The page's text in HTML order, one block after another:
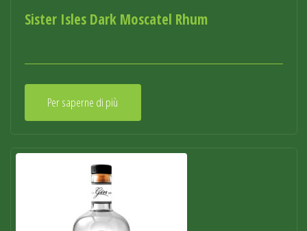
Sister Isles Dark Moscatel Rhum
Per saperne di più